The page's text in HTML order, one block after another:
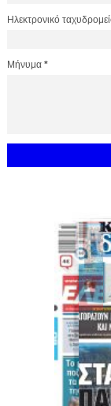
Ηλεκτρονικό
Μήνυμα *